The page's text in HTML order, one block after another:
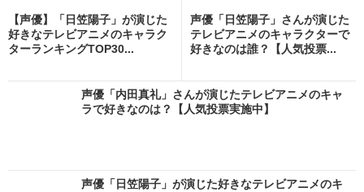
【声優】「日笠陽子」が演じた
好きなテレビアニメのキャラク
ターランキングTOP30...
声優「日笠陽子」さんが演じた
テレビアニメのキャラクターで
好きなのは誰？【人気投票...
声優「内田真礼」さんが演じたテレビアニメのキャ
ラで好きなのは？【人気投票実施中】
声優「日笠陽子」が演じた好きなテレビアニメのキ